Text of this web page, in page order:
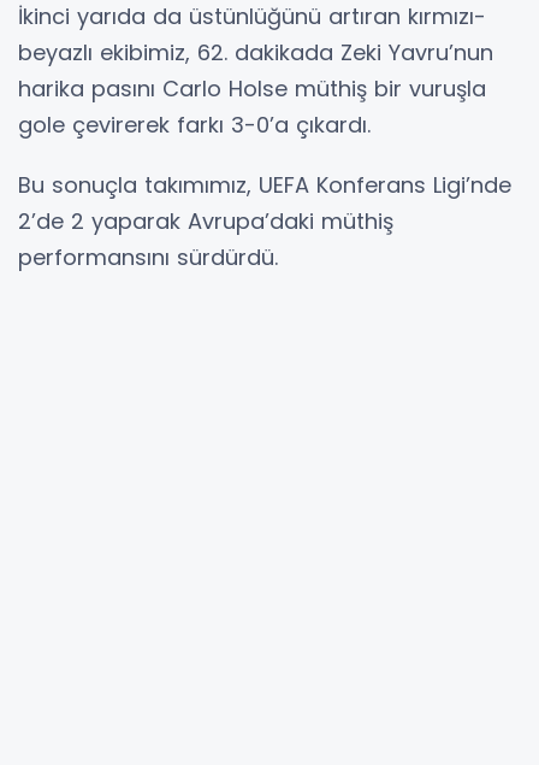
İkinci yarıda da üstünlüğünü artıran kırmızı-
beyazlı ekibimiz, 62. dakikada Zeki Yavru’nun
harika pasını Carlo Holse müthiş bir vuruşla
gole çevirerek farkı 3-0’a çıkardı.
Bu sonuçla takımımız, UEFA Konferans Ligi’nde
2’de 2 yaparak Avrupa’daki müthiş
performansını sürdürdü.